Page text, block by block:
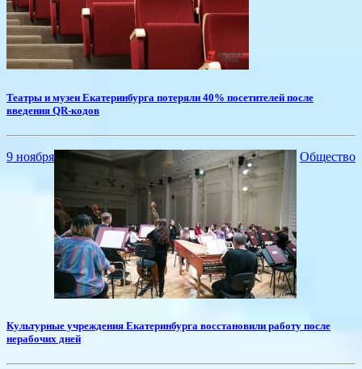
Театры и музеи Екатеринбурга потеряли 40% посетителей после
введения QR-кодов
9 ноября Общество
Культурные учреждения Екатеринбурга восстановили работу после
нерабочих дней